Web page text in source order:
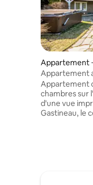
Appartement
Appartement
Appartement
chambres sur l'île
d'une vue
Gastineau, le
rénové de 2
La cuisine